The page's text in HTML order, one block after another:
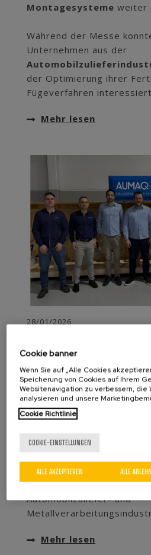
Montagesysteme weiter
Während der Messe
Unternehmen aus der
der Optimierung ihrer
Fügeverfahren
Mehr lesen
28/01/2026
IN BRASILIEN
AGME baut seine
aus und ernenntAumaqrs
technischen und
Brasilien. Durch diese
Nietmaschinen,
Produktionsstandorte
nähergebracht –
Automobilzuliefer- und
Mehr lesen
Cookie banner
Wenn Sie auf „Alle Cookies
Speicherung von Cookies auf Ihrem
Websitenavigation zu verbessern, die
analysieren und unsere
Cookie Richtlinie
COOKIE-EINSTELLUNGEN
ALLE
ALLE AKZEPTIEREN